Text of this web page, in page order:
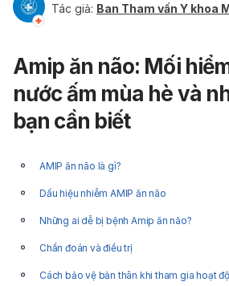
Tác giả: Ban Tham vấn Y khoa
Amip ăn não: Mối
nước ấm mùa hè và
bạn cần biết
AMIP ăn não là gì?
Dấu hiệu nhiễm AMIP ăn não
Những ai dễ bị bệnh Amip ăn não?
Chẩn đoán và điều trị
Cách bảo vệ bản thân khi tham gia hoạt